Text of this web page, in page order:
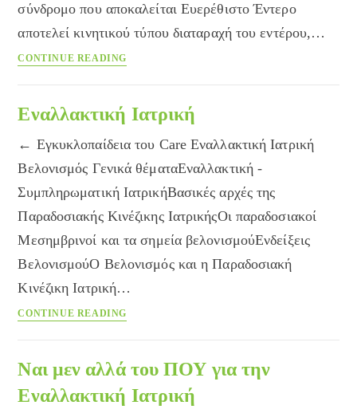
σύνδρομο που αποκαλείται Ευερέθιστο Έντερο
αποτελεί κινητικού τύπου διαταραχή του εντέρου,…
CONTINUE READING
προσέγγιση
θεραπεία
του
Ευερέθιστου
Εντέρου
Εναλλακτική Ιατρική
← Εγκυκλοπαίδεια του Care Εναλλακτική Ιατρική
Βελονισμός Γενικά θέματαΕναλλακτική -
Συμπληρωματική ΙατρικήΒασικές αρχές της
Παραδοσιακής Κινέζικης ΙατρικήςΟι παραδοσιακοί
Μεσημβρινοί και τα σημεία βελονισμούΕνδείξεις
ΒελονισμούΟ Βελονισμός και η Παραδοσιακή
Κινέζικη Ιατρική…
CONTINUE READING
Ναι μεν αλλά του ΠΟΥ για την
Εναλλακτική Ιατρική